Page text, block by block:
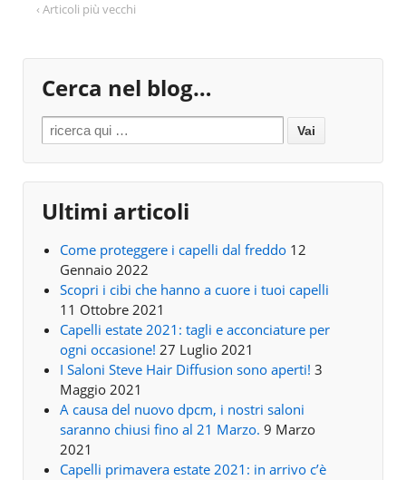
‹ Articoli più vecchi
Cerca nel blog…
Search for:
Ultimi articoli
Come proteggere i capelli dal freddo 12
Gennaio 2022
Scopri i cibi che hanno a cuore i tuoi capelli
11 Ottobre 2021
Capelli estate 2021: tagli e acconciature per
ogni occasione! 27 Luglio 2021
I Saloni Steve Hair Diffusion sono aperti! 3
Maggio 2021
A causa del nuovo dpcm, i nostri saloni
saranno chiusi fino al 21 Marzo. 9 Marzo
2021
Capelli primavera estate 2021: in arrivo c’è